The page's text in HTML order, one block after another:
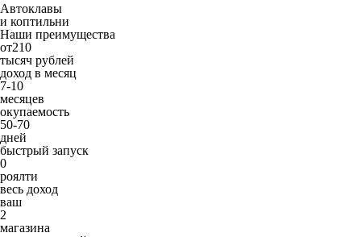
Автоклавы
и коптильни
Наши преимущества
от210
тысяч рублей
доход в месяц
7-10
месяцев
окупаемость
50-70
дней
быстрый запуск
0
роялти
весь доход
ваш
2
магазина